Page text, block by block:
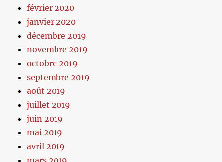
février 2020
janvier 2020
décembre 2019
novembre 2019
octobre 2019
septembre 2019
août 2019
juillet 2019
juin 2019
mai 2019
avril 2019